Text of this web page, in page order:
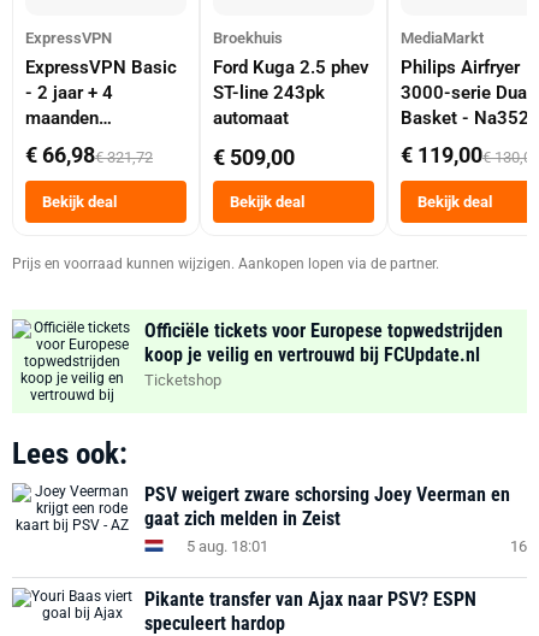
ExpressVPN
ExpressVPN Basic
- 2 jaar + 4
maanden
abonnement
€ 66,98€ 321,72
Bekijk deal
Broekhuis
Ford Kuga 2.5 phev
ST-line 243pk
automaat
€ 509,00
Bekijk deal
MediaMarkt
Philips Airfryer
3000-serie Dual
Basket -
Dubbele Mand 9
Tot 6 Personen
Heteluchtfriteuse
Zwart
€ 119,00€ 130,00
Bekijk deal
Prijs en voorraad kunnen wijzigen. Aankopen lopen via de partner.
Officiële tickets voor Europese topwedstrijden
koop je veilig en vertrouwd bij FCUpdate.nl
Ticketshop
Lees ook:
PSV weigert zware schorsing Joey Veerman en
gaat zich melden in Zeist
5 aug. 18:01 16
Pikante transfer van Ajax naar PSV? ESPN
speculeert hardop